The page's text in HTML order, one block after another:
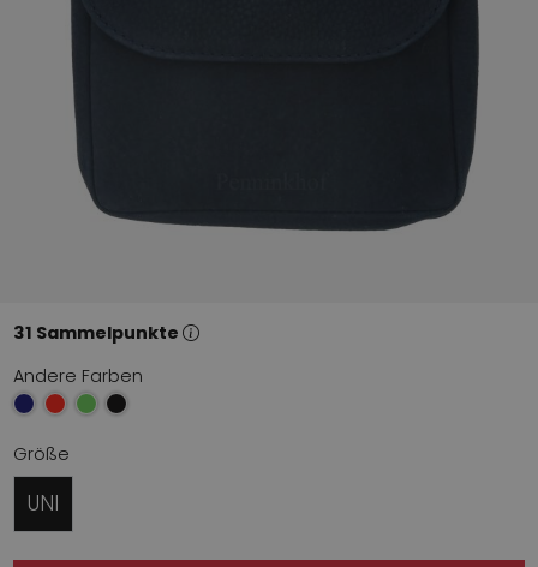
31 Sammelpunkte
Andere Farben
Größe
UNI